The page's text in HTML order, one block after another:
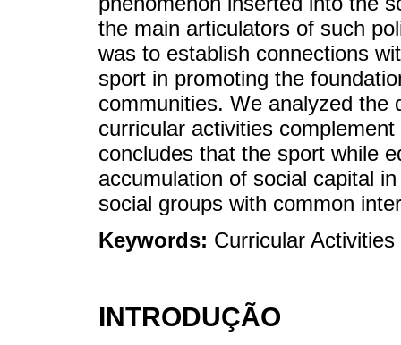
the main articulators of such
was to establish connections
sport in promoting the
communities. We analyzed the
curricular activities
concludes that the sport while
accumulation of social capital
social groups with common
Keywords: Curricular
INTRODUÇÃO